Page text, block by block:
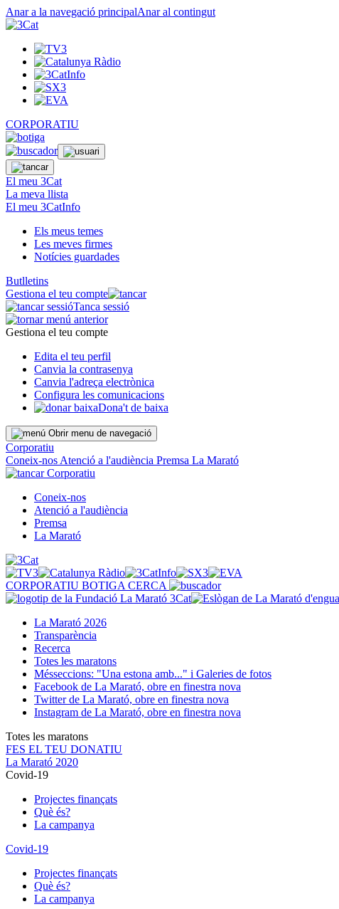
Anar a la navegació principalAnar al contingut
CORPORATIU
El meu 3Cat
La meva llista
El meu 3CatInfo
Els meus temes
Les meves firmes
Notícies guardades
Butlletins
Gestiona el teu compte
Tanca sessió
Gestiona el teu compte
Edita el teu perfil
Canvia la contrasenya
Canvia l'adreça electrònica
Configura les comunicacions
Dona't de baixa
Obrir menu de navegació
Corporatiu
Coneix-nos Atenció a l'audiència Premsa La Marató
Corporatiu
Coneix-nos
Atenció a l'audiència
Premsa
La Marató
CORPORATIU BOTIGA CERCA
La Marató 2026
Transparència
Recerca
Totes les maratons
Mésseccions: "Una estona amb..." i Galeries de fotos
Facebook de La Marató, obre en finestra nova
Twitter de La Marató, obre en finestra nova
Instagram de La Marató, obre en finestra nova
Totes les maratons
FES EL TEU DONATIU
La Marató 2020
Covid-19
Projectes finançats
Què és?
La campanya
Covid-19
Projectes finançats
Què és?
La campanya